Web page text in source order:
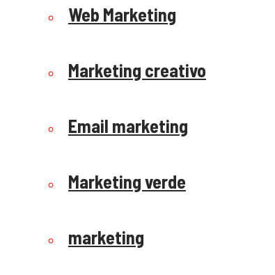
Web Marketing
Marketing creativo
Email marketing
Marketing verde
marketing